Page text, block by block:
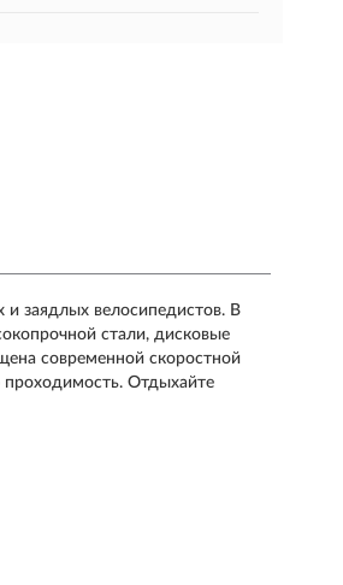
заядлых велосипедистов. В
стали, дисковые
современной скоростной
проходимость. Отдыхайте